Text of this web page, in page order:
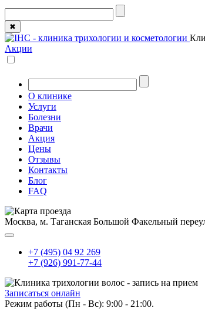
✖
Акции
О клинике
Услуги
Болезни
Врачи
Акция
Цены
Отзывы
Контакты
Блог
FAQ
Москва, м. Таганская Большой Факельный
+7 (495) 04 92 269
+7 (926) 991-77-44
Записаться онлайн
Режим работы (Пн - Вс): 9:00 - 21:00.